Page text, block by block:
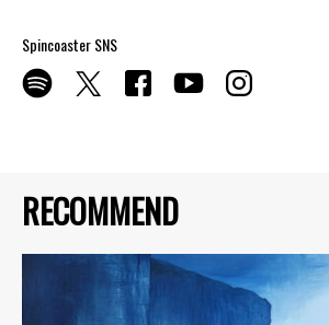
RECOMMEND
Spincoaster SNS